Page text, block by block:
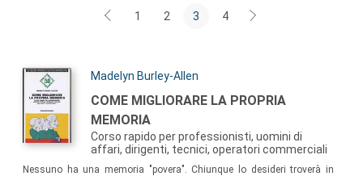
1 2 3 4
Autori:
Madelyn Burley-Allen
Titolo:
COME MIGLIORARE LA PROPRIA
MEMORIA
Corso rapido per professionisti, uomini di
affari, dirigenti, tecnici, operatori commerciali
Sommario:
Nessuno ha una memoria "povera". Chiunque lo desideri troverà in